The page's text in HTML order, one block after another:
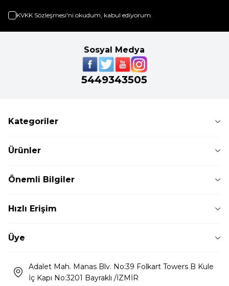
KVKK Sözleşmesi'ni okudum, kabul ediyorum.
Sosyal Medya
5449343505
Kategoriler
Ürünler
Önemli Bilgiler
Hızlı Erişim
Üye
Adalet Mah. Manas Blv. No:39 Folkart Towers B Kule
İç Kapı No:3201 Bayraklı /İZMİR